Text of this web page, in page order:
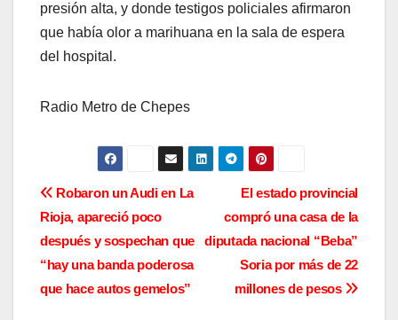
presión alta, y donde testigos policiales afirmaron
que había olor a marihuana en la sala de espera
del hospital.
Radio Metro de Chepes
N
a
v
e
El estado provincial
compró una casa de la
diputada nacional “Beba”
Soria por más de 22
millones de pesos
Robaron un Audi en La
Rioja, apareció poco
después y sospechan que
“hay una banda poderosa
que hace autos gemelos”